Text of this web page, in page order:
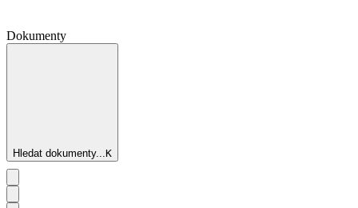
Dokumenty
Hledat dokumenty...K